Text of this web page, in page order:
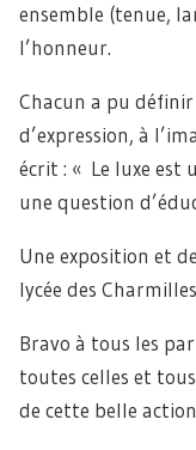
ensemble (tenue,
l’honneur.
Chacun a pu définir
d’expression, à
écrit : « Le luxe est
une question
Une exposition et
lycée des
Bravo à tous les
toutes celles et
de cette belle